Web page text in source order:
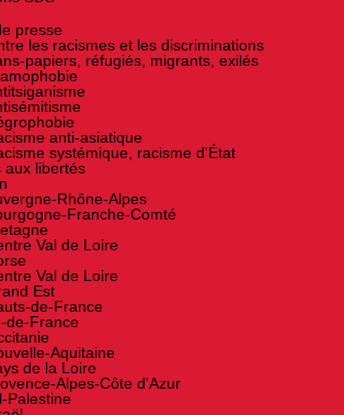
presse
les racismes et les discriminations
papiers, réfugiés, migrants, exilés
anti-asiatique
systémique, racisme d'État
aux libertés
Rhône-Alpes
Franche-Comté
Val de Loire
Val de Loire
Est
de-France
de-France
Aquitaine
de la Loire
Alpes-Côte d'Azur
Palestine